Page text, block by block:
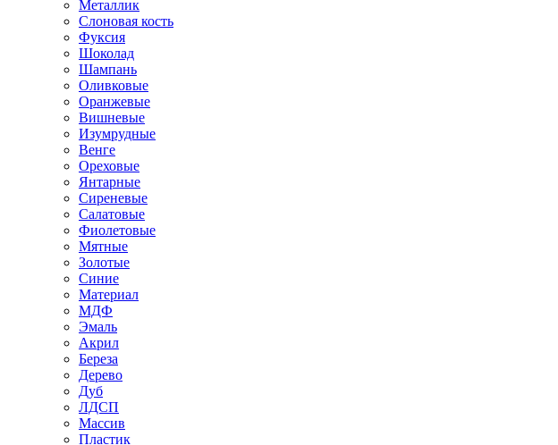
Металлик
Слоновая кость
Фуксия
Шоколад
Шампань
Оливковые
Оранжевые
Вишневые
Изумрудные
Венге
Ореховые
Янтарные
Сиреневые
Салатовые
Фиолетовые
Мятные
Золотые
Синие
Материал
МДФ
Эмаль
Акрил
Береза
Дерево
Дуб
ЛДСП
Массив
Пластик